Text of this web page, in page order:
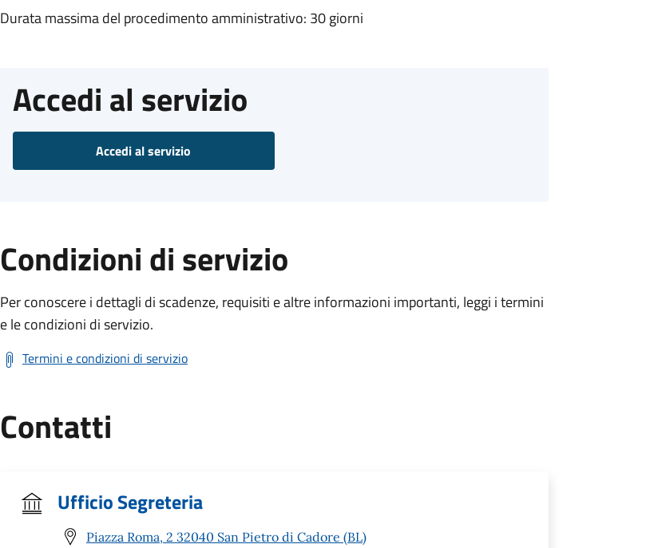
Durata massima del procedimento amministrativo: 30 giorni
Accedi al servizio
Accedi al servizio
Condizioni di servizio
Per conoscere i dettagli di scadenze, requisiti e altre informazioni importanti, leggi i termini
e le condizioni di servizio.
Termini e condizioni di servizio
Contatti
Ufficio Segreteria
Piazza Roma, 2 32040 San Pietro di Cadore (BL)